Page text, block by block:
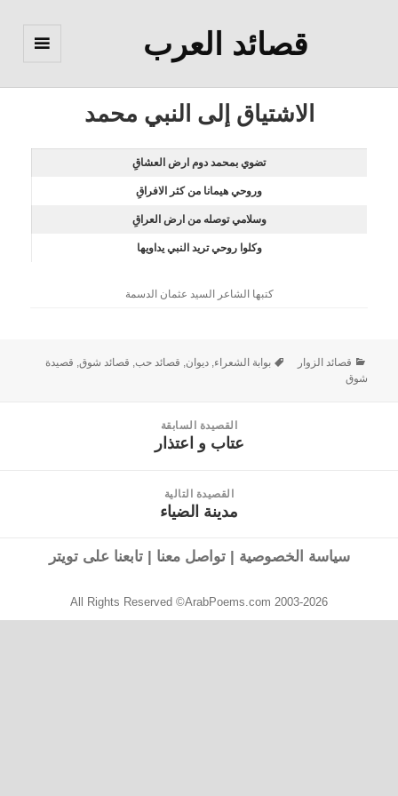
قصائد العرب
الاشتياق إلى النبي محمد
تضوي بمحمد دوم ارض العشاقِ
وروحي هيمانا من كثر الافراقِ
وسلامي توصله من ارض العراقِ
وكلوا روحي تريد النبي يداويها
كتبها الشاعر السيد عثمان الدسمة
قصائد الزوار بوابة الشعراء,ديوان, قصائد حب, قصائد شوق, قصيدة
شوق
القصيدة السابقة
عتاب و اعتذار
القصيدة التالية
مدينة الضياء
سياسة الخصوصية |تواصل معنا |تابعنا على تويتر
All Rights Reserved ©ArabPoems.com 2003-2026